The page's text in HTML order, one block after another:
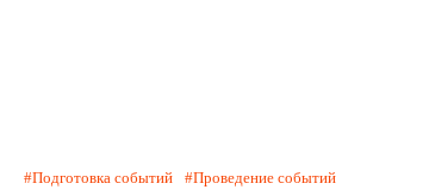
Подготовка событий
Проведение событий